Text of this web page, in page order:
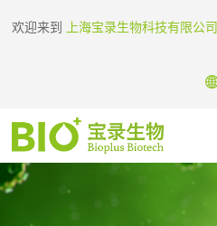
欢迎来到 上海宝录生物科技有限公司